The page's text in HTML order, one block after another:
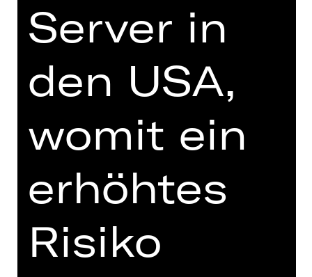
ganz genau, was sie wollen: heiraten –
aber nur ein Mann mit dem Namen
Ernst kommt in Frage. Das doppelte
Spiel läuft Gefahr aufzufliegen, als
Hochzeiten geplant werden …
Mit virtuosem Wortwitz entfaltet sich
das Wechselspiel von Begehren und
Moral, schalem Schein und
schillernder Wahrheit. Zwischen
Gender-Bending und High-Society-
Regeln wird nichts allzu ernst
übersetzt Oscar Wildes 1895
entstandene queere Komödie in ein
Server in
den USA,
womit ein
erhöhtes
Risiko